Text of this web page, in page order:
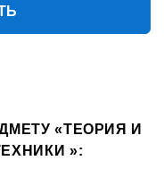
«ТЕОРИЯ И
»: